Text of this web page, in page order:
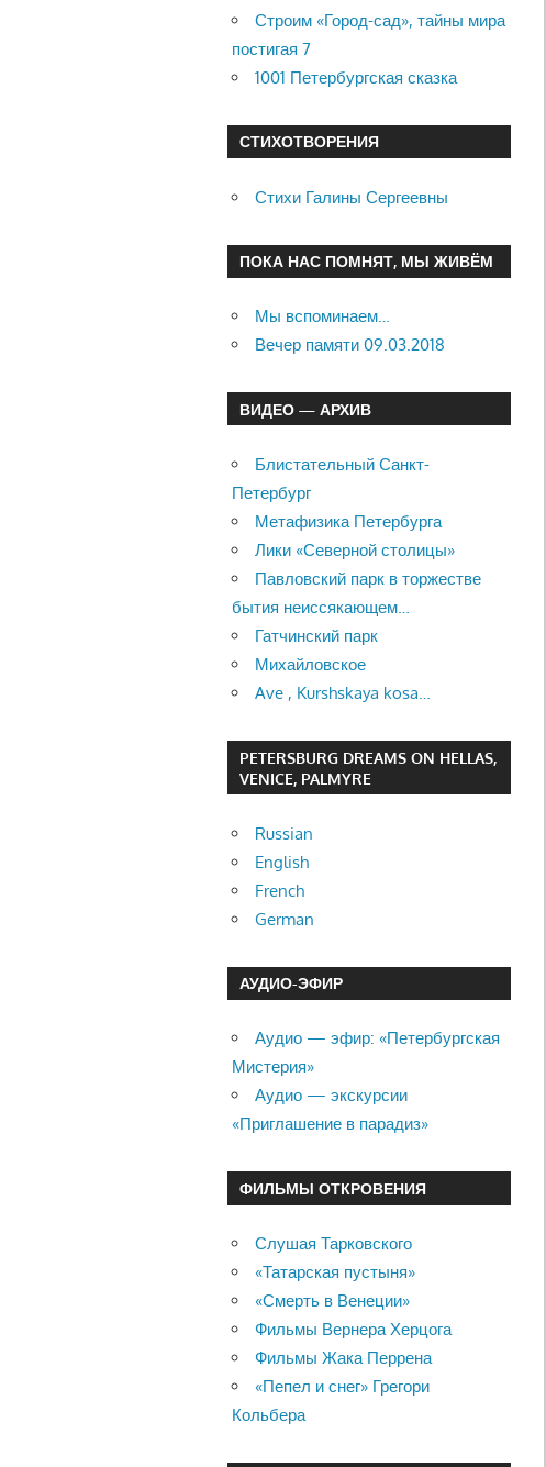
Строим «Город-сад», тайны мира
постигая 7
1001 Петербургская сказка
СТИХОТВОРЕНИЯ
Стихи Галины Сергеевны
ПОКА НАС ПОМНЯТ, МЫ ЖИВЁМ
Мы вспоминаем…
Вечер памяти 09.03.2018
ВИДЕО — АРХИВ
Блистательный Санкт-
Петербург
Метафизика Петербурга
Лики «Северной столицы»
Павловский парк в торжестве
бытия неиссякающем…
Гатчинский парк
Михайловское
Ave , Kurshskaya kosa…
PETERSBURG DREAMS ON HELLAS,
VENICE, PALMYRE
Russian
English
French
German
АУДИО-ЭФИР
Аудио — эфир: «Петербургская
Мистерия»
Аудио — экскурсии
«Приглашение в парадиз»
ФИЛЬМЫ ОТКРОВЕНИЯ
Слушая Тарковского
«Татарская пустыня»
«Смерть в Венеции»
Фильмы Вернера Херцога
Фильмы Жака Перрена
«Пепел и снег» Грегори
Кольбера